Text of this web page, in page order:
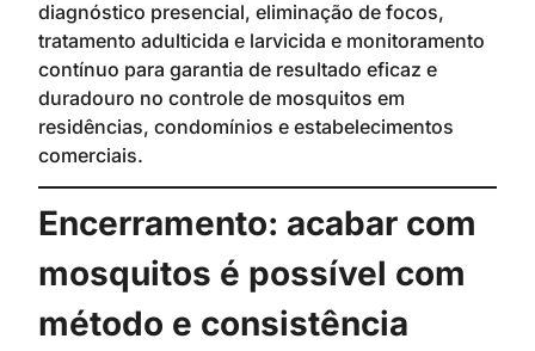
diagnóstico presencial, eliminação de focos,
tratamento adulticida e larvicida e monitoramento
contínuo para garantia de resultado eficaz e
duradouro no controle de mosquitos em
residências, condomínios e estabelecimentos
comerciais.
Encerramento: acabar com
mosquitos é possível com
método e consistência